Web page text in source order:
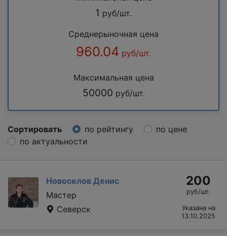
1 руб/шт.
Среднерыночная цена
960.04 руб/шт.
Максимальная цена
50000 руб/шт.
Сортировать по рейтингу
по цене
по актуальности
Новоселов Денис
Мастер
Северск
200
руб/шт.
Указана на
13.10.2025